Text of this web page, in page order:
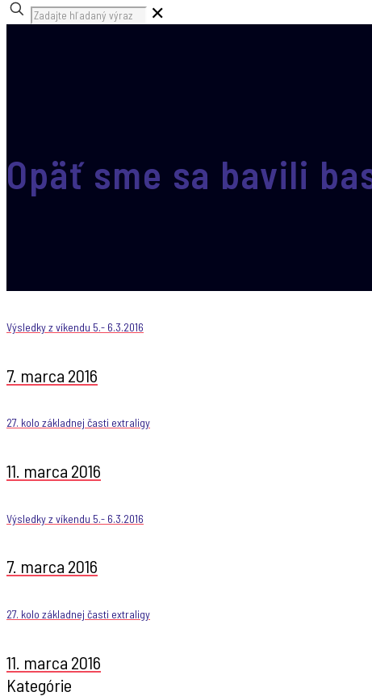
✕
Opäť sme sa bavili
Výsledky z víkendu 5.- 6.3.2016
7. marca 2016
27. kolo základnej časti extraligy
11. marca 2016
Výsledky z víkendu 5.- 6.3.2016
7. marca 2016
27. kolo základnej časti extraligy
11. marca 2016
Kategórie